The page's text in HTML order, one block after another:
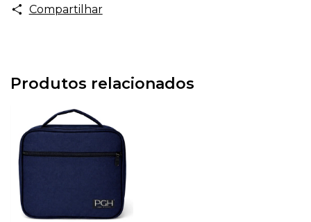
Compartilhar
Produtos relacionados